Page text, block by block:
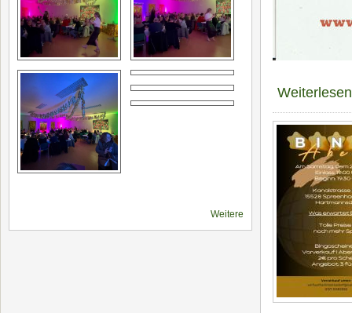
Weiterlesen
Weitere